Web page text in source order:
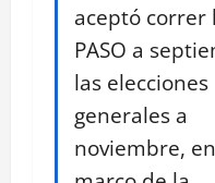
aceptó correr
PASO a
las elecciones
generales a
noviembre,